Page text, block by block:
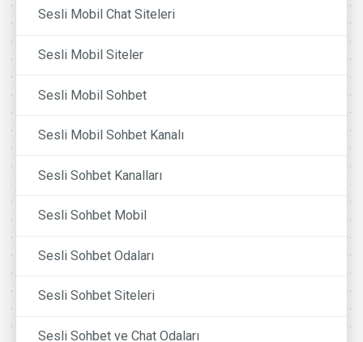
Sesli Mobil Chat Siteleri
Sesli Mobil Siteler
Sesli Mobil Sohbet
Sesli Mobil Sohbet Kanalı
Sesli Sohbet Kanalları
Sesli Sohbet Mobil
Sesli Sohbet Odaları
Sesli Sohbet Siteleri
Sesli Sohbet ve Chat Odaları